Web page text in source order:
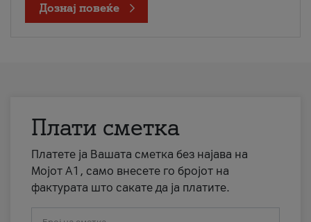
Дознај повеќе
Плати сметка
Платете ја Вашата сметка без најава на
Мојот А1, само внесете го бројот на
фактурата што сакате да ја платите.